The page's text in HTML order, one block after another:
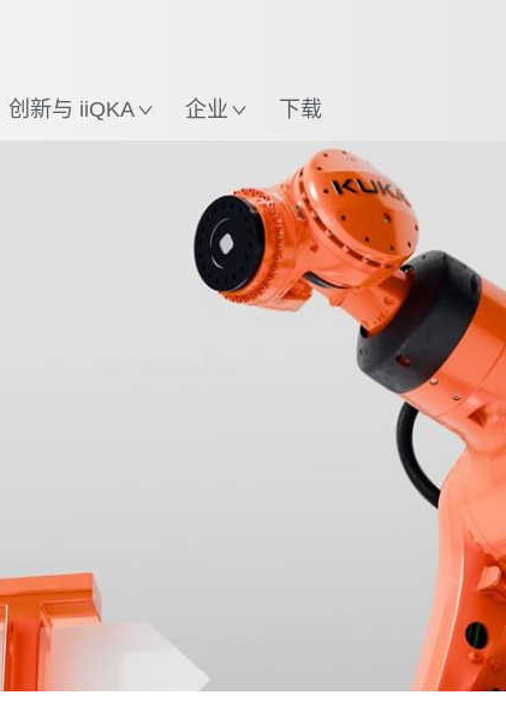
创新与 iiQKA 企业 下载